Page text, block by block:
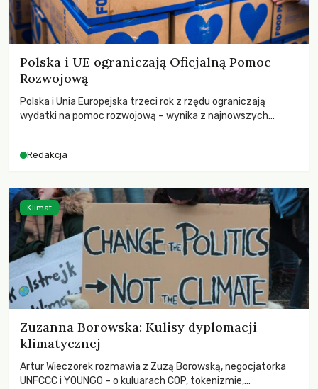
Polska i UE ograniczają Oficjalną Pomoc
Rozwojową
Polska i Unia Europejska trzeci rok z rzędu ograniczają
wydatki na pomoc rozwojową – wynika z najnowszych
odnotowano największe tąpnięcie ODA w historii. Jakie będą
kryzysami i ubóstwem?
Redakcja
Zuzanna Borowska: Kulisy dyplomacji
klimatycznej
Artur Wieczorek rozmawia z Zuzą Borowską, negocjatorka
UNFCCC i YOUNGO – o kuluarach COP, tokenizmie,
Klimat